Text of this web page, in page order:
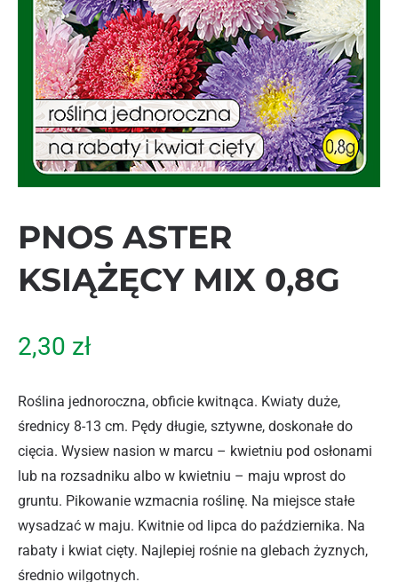
PNOS ASTER
KSIĄŻĘCY MIX 0,8G
2,30 zł
Roślina jednoroczna, obficie kwitnąca. Kwiaty duże,
średnicy 8-13 cm. Pędy długie, sztywne, doskonałe do
cięcia. Wysiew nasion w marcu – kwietniu pod osłonami
lub na rozsadniku albo w kwietniu – maju wprost do
gruntu. Pikowanie wzmacnia roślinę. Na miejsce stałe
wysadzać w maju. Kwitnie od lipca do października. Na
rabaty i kwiat cięty. Najlepiej rośnie na glebach żyznych,
średnio wilgotnych.